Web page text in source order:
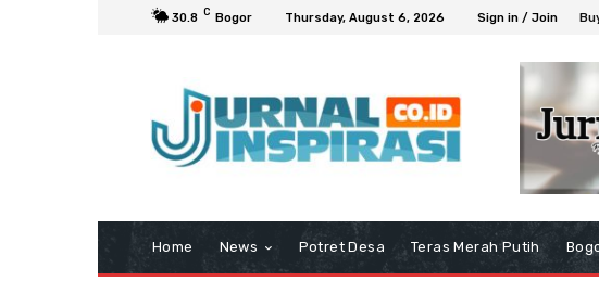
30.8 C Bogor Thursday, August 6, 2026 Sign in / Join
Home News Potret Desa Teras Merah Putih